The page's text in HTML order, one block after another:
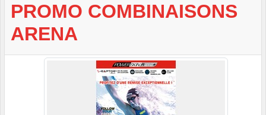
PROMO COMBINAISONS
ARENA